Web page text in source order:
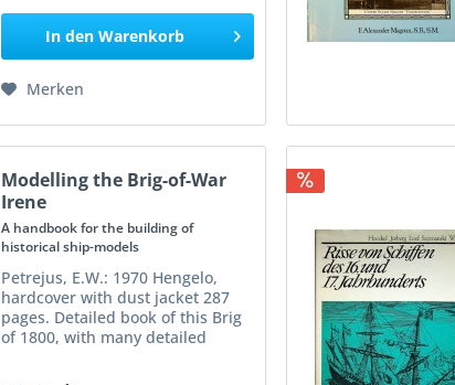
In den Warenkorb
Merken
Modelling the Brig-of-War
Irene
A handbook for the building of
historical ship-models
Petrejus, E.W.: 1970 Hengelo,
hardcover with dust jacket 287
pages. Detailed book of this Brig
of 1800, with many detailed